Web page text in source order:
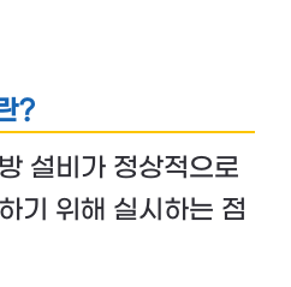
?
설비가 정상적으로
기 위해 실시하는 점